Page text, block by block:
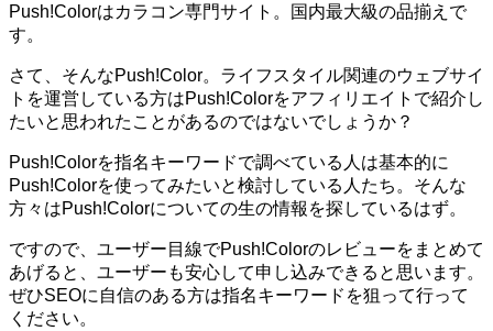
Push!Colorはカラコン専門サイト。国内最大級の品揃えで
す。
さて、そんなPush!Color。ライフスタイル関連のウェブサイ
トを運営している方はPush!Colorをアフィリエイトで紹介し
たいと思われたことがあるのではないでしょうか？
Push!Colorを指名キーワードで調べている人は基本的に
Push!Colorを使ってみたいと検討している人たち。そんな
方々はPush!Colorについての生の情報を探しているはず。
ですので、ユーザー目線でPush!Colorのレビューをまとめて
あげると、ユーザーも安心して申し込みできると思います。
ぜひSEOに自信のある方は指名キーワードを狙って行って
ください。